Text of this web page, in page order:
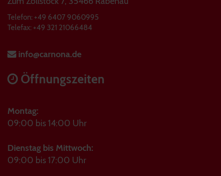
Telefon: +49 6407 9060995
Telefax: +49 321 21066484
info@carnona.de
Öffnungszeiten
Montag:
09:00 bis 14:00 Uhr
Dienstag bis Mittwoch:
09:00 bis 17:00 Uhr